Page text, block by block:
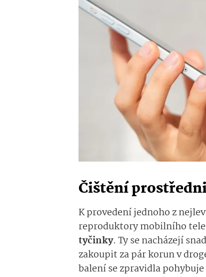
Čištění
K provedení jednoho z
reproduktory mobilního
tyčinky. Ty se nacházejí
zakoupit za pár korun v
balení se zpravidla